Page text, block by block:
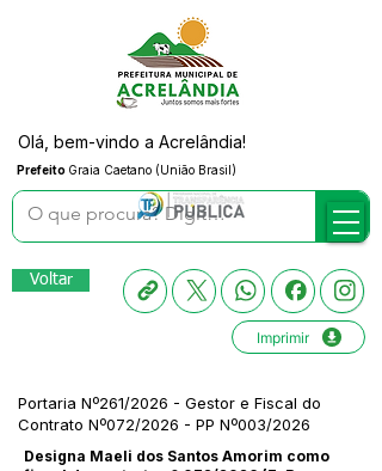
Prefeito Graia Caetano (União Brasil)
Olá, bem-vindo a Acrelândia!
Voltar
Imprimir
Portaria Nº261/2026 - Gestor e Fiscal do
Contrato Nº072/2026 - PP Nº003/2026
Designa Maeli dos Santos Amorim como